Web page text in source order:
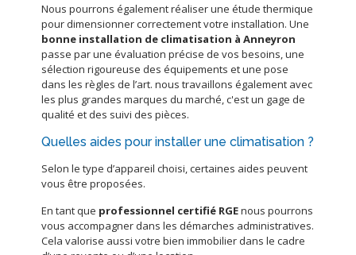
Nous pourrons également réaliser une étude thermique
pour dimensionner correctement votre installation. Une
bonne installation de climatisation à Anneyron
passe par une évaluation précise de vos besoins, une
sélection rigoureuse des équipements et une pose
dans les règles de l’art. nous travaillons également avec
les plus grandes marques du marché, c'est un gage de
qualité et des suivi des pièces.
Quelles aides pour installer une climatisation ?
Selon le type d’appareil choisi, certaines aides peuvent
vous être proposées.
En tant que professionnel certifié RGEnous pourrons
vous accompagner dans les démarches administratives.
Cela valorise aussi votre bien immobilier dans le cadre